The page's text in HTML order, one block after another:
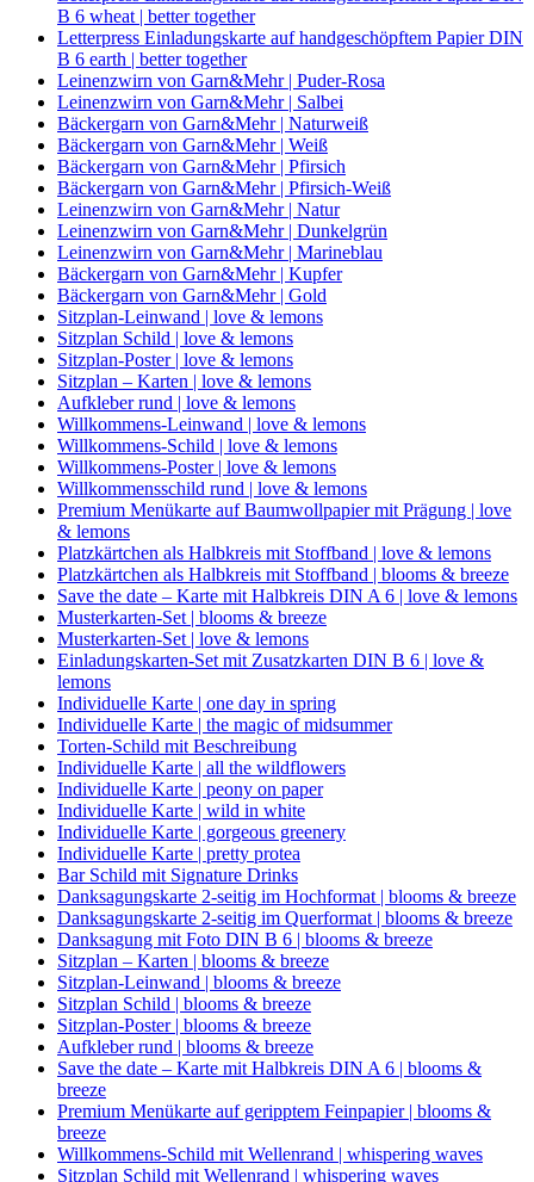
B 6 wheat | better together
Letterpress Einladungskarte auf handgeschöpftem Papier DIN
B 6 earth | better together
Leinenzwirn von Garn&Mehr | Puder-Rosa
Leinenzwirn von Garn&Mehr | Salbei
Bäckergarn von Garn&Mehr | Naturweiß
Bäckergarn von Garn&Mehr | Weiß
Bäckergarn von Garn&Mehr | Pfirsich
Bäckergarn von Garn&Mehr | Pfirsich-Weiß
Leinenzwirn von Garn&Mehr | Natur
Leinenzwirn von Garn&Mehr | Dunkelgrün
Leinenzwirn von Garn&Mehr | Marineblau
Bäckergarn von Garn&Mehr | Kupfer
Bäckergarn von Garn&Mehr | Gold
Sitzplan-Leinwand | love & lemons
Sitzplan Schild | love & lemons
Sitzplan-Poster | love & lemons
Sitzplan – Karten | love & lemons
Aufkleber rund | love & lemons
Willkommens-Leinwand | love & lemons
Willkommens-Schild | love & lemons
Willkommens-Poster | love & lemons
Willkommensschild rund | love & lemons
Premium Menükarte auf Baumwollpapier mit Prägung | love
& lemons
Platzkärtchen als Halbkreis mit Stoffband | love & lemons
Platzkärtchen als Halbkreis mit Stoffband | blooms & breeze
Save the date – Karte mit Halbkreis DIN A 6 | love & lemons
Musterkarten-Set | blooms & breeze
Musterkarten-Set | love & lemons
Einladungskarten-Set mit Zusatzkarten DIN B 6 | love &
lemons
Individuelle Karte | one day in spring
Individuelle Karte | the magic of midsummer
Torten-Schild mit Beschreibung
Individuelle Karte | all the wildflowers
Individuelle Karte | peony on paper
Individuelle Karte | wild in white
Individuelle Karte | gorgeous greenery
Individuelle Karte | pretty protea
Bar Schild mit Signature Drinks
Danksagungskarte 2-seitig im Hochformat | blooms & breeze
Danksagungskarte 2-seitig im Querformat | blooms & breeze
Danksagung mit Foto DIN B 6 | blooms & breeze
Sitzplan – Karten | blooms & breeze
Sitzplan-Leinwand | blooms & breeze
Sitzplan Schild | blooms & breeze
Sitzplan-Poster | blooms & breeze
Aufkleber rund | blooms & breeze
Save the date – Karte mit Halbkreis DIN A 6 | blooms &
breeze
Premium Menükarte auf geripptem Feinpapier | blooms &
breeze
Willkommens-Schild mit Wellenrand | whispering waves
Sitzplan Schild mit Wellenrand | whispering waves